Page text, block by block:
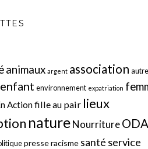
animaux argent association autre
enfant environnement expatriation
Actionfille au pair lieux
natureNourriture
presseracisme santé service